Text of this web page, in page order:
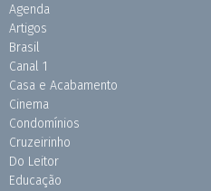
Agenda
Artigos
Brasil
Canal 1
Casa e Acabamento
Cinema
Condomínios
Cruzeirinho
Do Leitor
Educação